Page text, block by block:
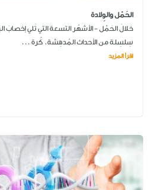
الحَمْل والوِلادة
خلالَ الحَمْل - الأشهُر التسعة التي تَلي إخصابَ
سِلسِلة من الأحداث المُدهِشة. كُرة ...
اقرأ المزيد